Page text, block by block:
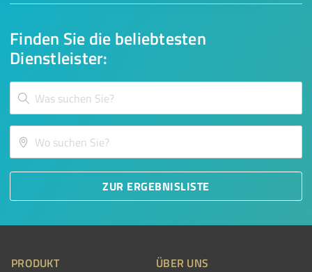
Finden Sie die beliebtesten
Dienstleister:
ZUR ERGEBNISLISTE
PRODUKT ÜBER UNS